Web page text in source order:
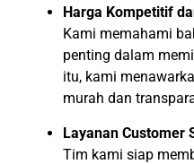
Harga Kompetitif
Kami memahami
penting dalam
itu, kami
murah dan
Layanan Customer
Tim kami siap